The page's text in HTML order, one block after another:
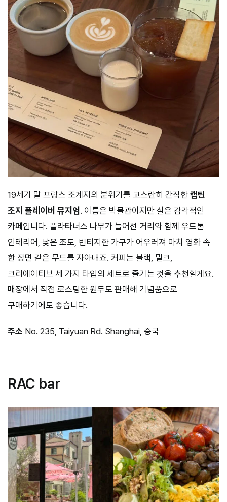
19세기 말 프랑스 조계지의 분위기를 고스란히 간직한 캡틴
조지 플레이버 뮤지엄. 이름은 박물관이지만 실은 감각적인
카페입니다. 플라타너스 나무가 늘어선 거리와 함께 우드톤
인테리어, 낮은 조도, 빈티지한 가구가 어우러져 마치 영화 속
한 장면 같은 무드를 자아내죠. 커피는 블랙, 밀크,
크리에이티브 세 가지 타입의 세트로 즐기는 것을 추천할게요.
매장에서 직접 로스팅한 원두도 판매해 기념품으로
구매하기에도 좋습니다.
주소 No. 235, Taiyuan Rd. Shanghai, 중국
RAC bar